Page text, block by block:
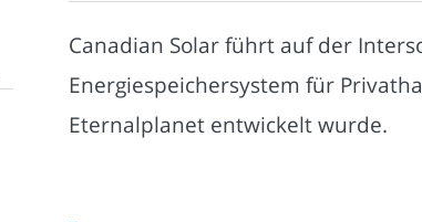
Canadian Solar führt auf der
Energiespeichersystem für
Eternalplanet entwickelt wurde.